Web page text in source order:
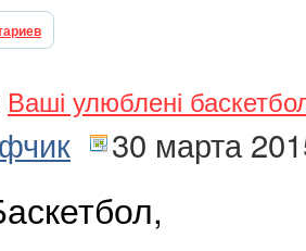
Ваші улюблені
30 марта